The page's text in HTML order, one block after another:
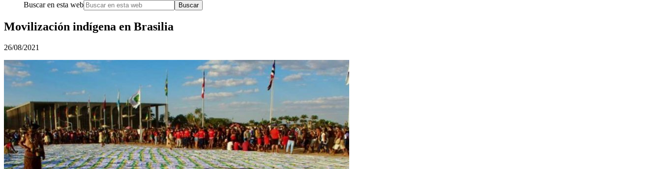
Buscar en esta web
Movilización indígena en Brasilia
26/08/2021